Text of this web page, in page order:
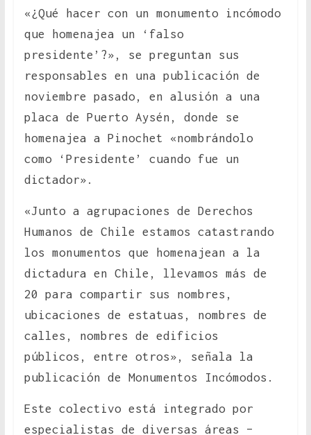
«¿Qué hacer con un monumento incómodo
que homenajea un ‘falso
presidente’?», se preguntan sus
responsables en una publicación de
noviembre pasado, en alusión a una
placa de Puerto Aysén, donde se
homenajea a Pinochet «nombrándolo
como ‘Presidente’ cuando fue un
dictador».
«Junto a agrupaciones de Derechos
Humanos de Chile estamos catastrando
los monumentos que homenajean a la
dictadura en Chile, llevamos más de
20 para compartir sus nombres,
ubicaciones de estatuas, nombres de
calles, nombres de edificios
públicos, entre otros», señala la
publicación de Monumentos Incómodos.
Este colectivo está integrado por
especialistas de diversas áreas –